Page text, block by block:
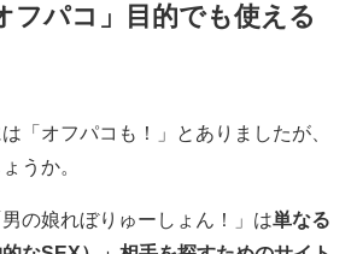
フパコ」目的でも使える
「オフパコも！」とありましたが、
うか。
の娘れぼりゅーしょん！」は単なる